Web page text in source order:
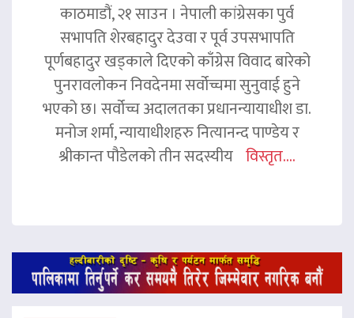
काठमाडौं, २१ साउन । नेपाली कांग्रेसका पुर्व
सभापति शेरबहादुर देउवा र पूर्व उपसभापति
पूर्णबहादुर खड्काले दिएको काँग्रेस विवाद बारेको
पुनरावलोकन निवदेनमा सर्वोच्चमा सुनुवाई हुने
भएको छ। सर्वोच्च अदालतका प्रधानन्यायाधीश डा.
मनोज शर्मा, न्यायाधीशहरु नित्यानन्द पाण्डेय र
श्रीकान्त पौडेलको तीन सदस्यीय विस्तृत....